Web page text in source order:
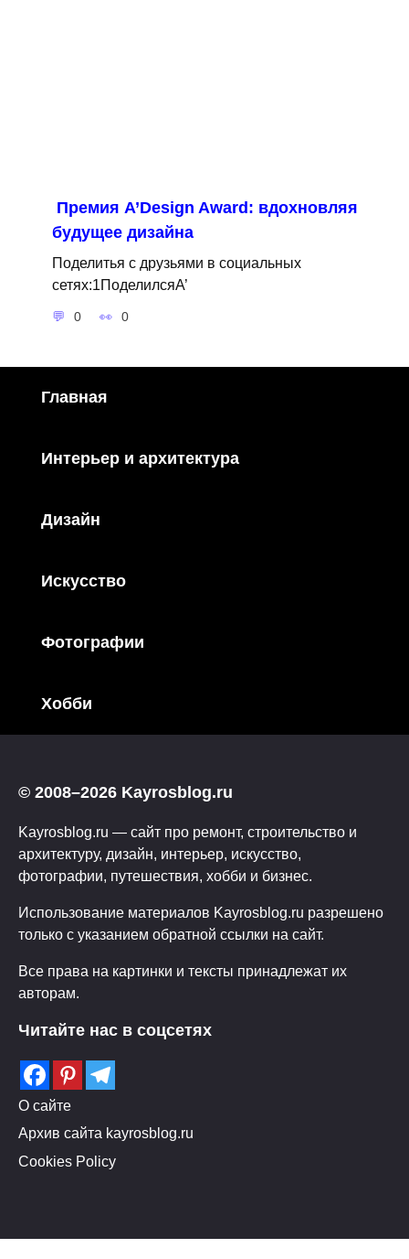
Премия A’Design Award: вдохновляя
будущее дизайна
Поделитья с друзьями в социальных
сетях:1ПоделилсяA’
0 0
Главная
Интерьер и архитектура
Дизайн
Искусство
Фотографии
Хобби
© 2008–2026 Kayrosblog.ru
Kayrosblog.ru — сайт про ремонт, строительство и
архитектуру, дизайн, интерьер, искусство,
фотографии, путешествия, хобби и бизнес.
Использование материалов Kayrosblog.ru разрешено
только с указанием обратной ссылки на сайт.
Все права на картинки и тексты принадлежат их
авторам.
Читайте нас в соцсетях
О сайте
Архив сайта kayrosblog.ru
Cookies Policy